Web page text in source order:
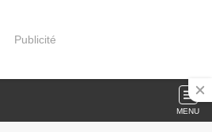
Publicité
MENU